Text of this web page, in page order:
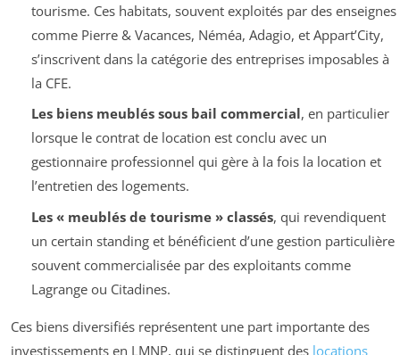
tourisme. Ces habitats, souvent exploités par des enseignes
comme Pierre & Vacances, Néméa, Adagio, et Appart’City,
s’inscrivent dans la catégorie des entreprises imposables à
la CFE.
Les biens meublés sous bail commercial, en particulier
lorsque le contrat de location est conclu avec un
gestionnaire professionnel qui gère à la fois la location et
l’entretien des logements.
Les « meublés de tourisme » classés, qui revendiquent
un certain standing et bénéficient d’une gestion particulière
souvent commercialisée par des exploitants comme
Lagrange ou Citadines.
Ces biens diversifiés représentent une part importante des
investissements en LMNP, qui se distinguent des locations